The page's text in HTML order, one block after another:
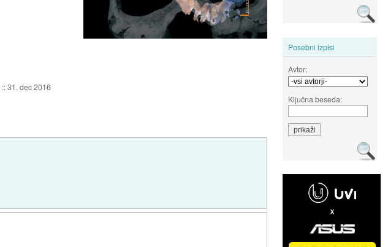
Posebni izpisi
Avtor:
Ključna beseda:
::31. dec 2016